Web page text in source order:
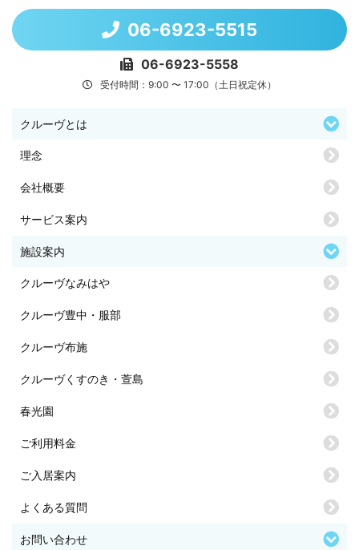
06-6923-5515
06-6923-5558
受付時間：9:00 〜 17:00（土日祝定休）
クルーヴとは
理念
会社概要
サービス案内
施設案内
クルーヴなみはや
クルーヴ豊中・服部
クルーヴ布施
クルーヴくすのき・萱島
春光園
ご利用料金
ご入居案内
よくある質問
お問い合わせ